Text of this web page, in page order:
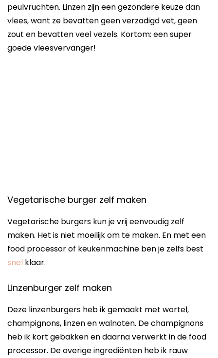
peulvruchten. Linzen zijn een gezondere keuze dan
vlees, want ze bevatten geen verzadigd vet, geen
zout en bevatten veel vezels. Kortom: een super
goede vleesvervanger!
Vegetarische burger zelf maken
Vegetarische burgers kun je vrij eenvoudig zelf
maken. Het is niet moeilijk om te maken. En met een
food processor of keukenmachine ben je zelfs best
snel klaar.
Linzenburger zelf maken
Deze linzenburgers heb ik gemaakt met wortel,
champignons, linzen en walnoten. De champignons
heb ik kort gebakken en daarna verwerkt in de food
processor. De overige ingrediënten heb ik rauw